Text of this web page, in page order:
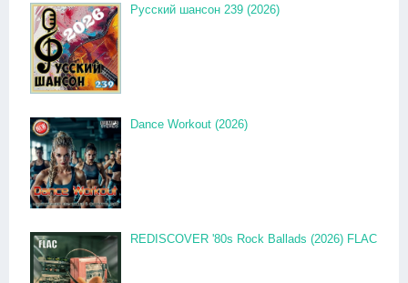
Русский шансон 239 (2026)
Dance Workout (2026)
REDISCOVER '80s Rock Ballads (2026) FLAC